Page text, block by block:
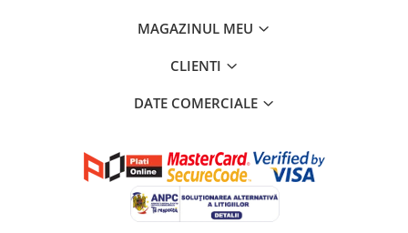
MAGAZINUL MEU
CLIENTI
DATE COMERCIALE